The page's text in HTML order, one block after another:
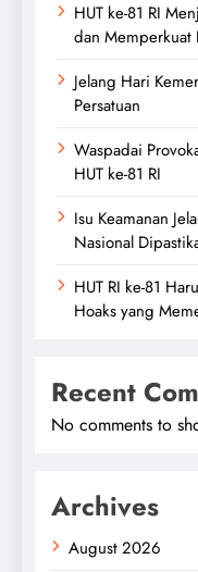
HUT ke-81 RI
dan Memperkuat
Jelang Hari
Persatuan
Waspadai
HUT ke-81 RI
Isu Keamanan
Nasional
HUT RI ke-81
Hoaks yang
Recent
No comments to
Archives
August 2026